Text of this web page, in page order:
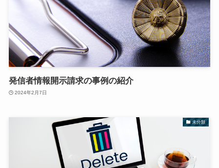
発信者情報開示請求の事例の紹介
2024年2月7日
未分類